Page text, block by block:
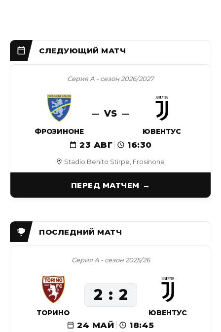
Stadio Benito Stirpe, Frosinone
Серия А - сезон 2026/2027
ФРОЗИНОНЕ
VS
ЮВЕНТУС
23 АВГ 16:30
ПЕРЕД МАТЧЕМ
Серия А - сезон 2025/26
24 МАЙ 18:45
ТОРИНО
2 2
ЮВЕНТУС